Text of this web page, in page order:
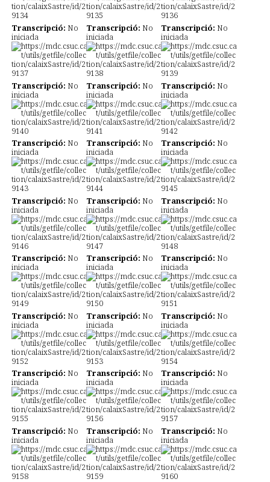
Transcripció: No
iniciada
Transcripció: No
iniciada
Transcripció: No
iniciada
Transcripció: No
iniciada
Transcripció: No
iniciada
Transcripció: No
iniciada
Transcripció: No
iniciada
Transcripció: No
iniciada
Transcripció: No
iniciada
Transcripció: No
iniciada
Transcripció: No
iniciada
Transcripció: No
iniciada
Transcripció: No
iniciada
Transcripció: No
iniciada
Transcripció: No
iniciada
Transcripció: No
iniciada
Transcripció: No
iniciada
Transcripció: No
iniciada
Transcripció: No
iniciada
Transcripció: No
iniciada
Transcripció: No
iniciada
Transcripció: No
iniciada
Transcripció: No
iniciada
Transcripció: No
iniciada